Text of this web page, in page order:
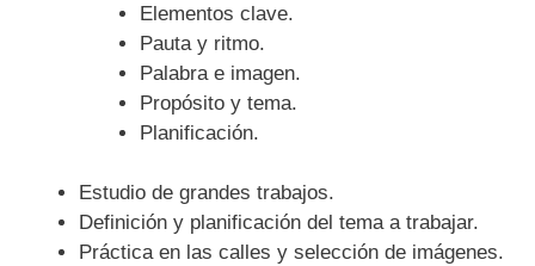
Elementos clave.
Pauta y ritmo.
Palabra e imagen.
Propósito y tema.
Planificación.
Estudio de grandes trabajos.
Definición y planificación del tema a trabajar.
Práctica en las calles y selección de imágenes.